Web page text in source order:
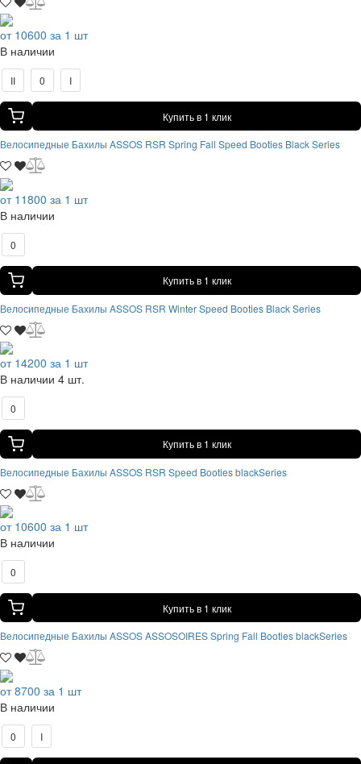
от 10600 за 1 шт
В наличии
II 0 I
Купить в 1 клик
Велосипедные Бахилы ASSOS RSR Spring Fall Speed Booties Black Series
от 11800 за 1 шт
В наличии
0
Купить в 1 клик
Велосипедные Бахилы ASSOS RSR Winter Speed Booties Black Series
от 14200 за 1 шт
В наличии 4 шт.
0
Купить в 1 клик
Велосипедные Бахилы ASSOS RSR Speed Booties blackSeries
от 10600 за 1 шт
В наличии
0
Купить в 1 клик
Велосипедные Бахилы ASSOS ASSOSOIRES Spring Fall Booties blackSeries
от 8700 за 1 шт
В наличии
0 I